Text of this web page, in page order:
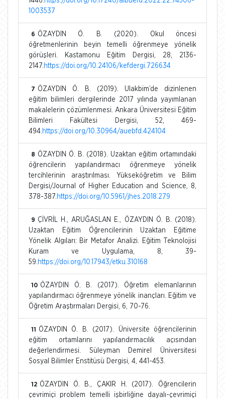
1003537
6 ÖZAYDIN Ö. B. (2020). Okul öncesi
öğretmenlerinin beyin temelli öğrenmeye yönelik
görüşleri. Kastamonu Eğitim Dergisi, 28, 2136-
2147. https://doi.org/10.24106/kefdergi.726634
7 ÖZAYDIN Ö. B. (2019). Ulakbim’de dizinlenen
eğitim bilimleri dergilerinde 2017 yılında yayımlanan
makalelerin çözümlenmesi. Ankara Üniversitesi Eğitim
Bilimleri Fakültesi Dergisi, 52, 469-
494. https://doi.org/10.30964/auebfd.424104
8 ÖZAYDIN Ö. B. (2018). Uzaktan eğitim ortamındaki
öğrencilerin yapılandırmacı öğrenmeye yönelik
tercihlerinin araştırılması. Yükseköğretim ve Bilim
Dergisi/Journal of Higher Education and Science, 8,
378-387. https://doi.org/10.5961/jhes.2018.279
9 ÇİVRİL H., ARUĞASLAN E., ÖZAYDIN Ö. B. (2018).
Uzaktan Eğitim Öğrencilerinin Uzaktan Eğitime
Yönelik Algıları: Bir Metafor Analizi. Eğitim Teknolojisi
Kuram ve Uygulama, 8, 39-
59. https://doi.org/10.17943/etku.310168
10 ÖZAYDIN Ö. B. (2017). Öğretim elemanlarının
yapılandırmacı öğrenmeye yönelik inançları. Eğitim ve
Öğretim Araştırmaları Dergisi, 6, 70-76.
11
ÖZAYDIN Ö. B. (2017). Üniversite öğrencilerinin
eğitim ortamlarını yapılandırmacılık açısından
değerlendirmesi. Süleyman Demirel Üniversitesi
Sosyal Bilimler Enstitüsü Dergisi, 4, 441-453.
12 ÖZAYDIN Ö. B., ÇAKIR H. (2017). Öğrencilerin
çevrimiçi problem temelli işbirliğine dayalı-çevrimiçi